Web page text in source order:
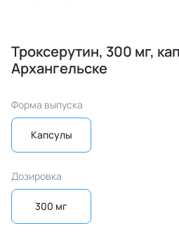
Троксерутин, 300 мг,
Архангельске
Форма выпуска
Капсулы
Дозировка
300 мг